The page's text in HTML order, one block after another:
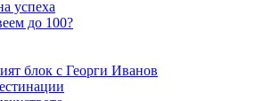
успеха
до 100?
блок с Георги Иванов